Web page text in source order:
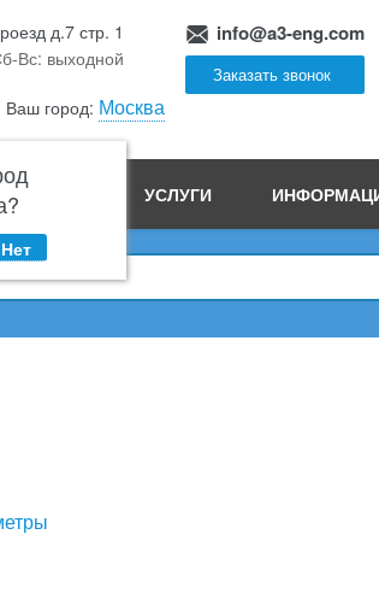
д.7 стр. 1
Вс: выходной
Ваш город: Москва
Нет
info@a3-eng.com
Заказать звонок
УСЛУГИ